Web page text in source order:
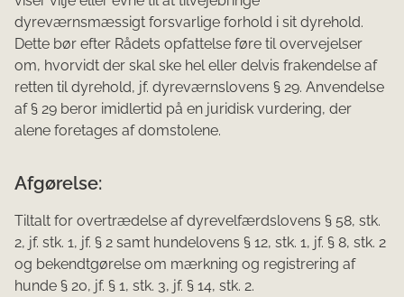
dyreværnsmæssigt forsvarlige forhold i sit dyrehold.
Dette bør efter Rådets opfattelse føre til overvejelser
om, hvorvidt der skal ske hel eller delvis frakendelse af
retten til dyrehold, jf. dyreværnslovens § 29. Anvendelse
af § 29 beror imidlertid på en juridisk vurdering, der
alene foretages af domstolene.
Afgørelse:
Tiltalt for overtrædelse af dyrevelfærdslovens § 58, stk.
2, jf. stk. 1, jf. § 2 samt hundelovens § 12, stk. 1, jf. § 8, stk. 2
og bekendtgørelse om mærkning og registrering af
hunde § 20, jf. § 1, stk. 3, jf. § 14, stk. 2.